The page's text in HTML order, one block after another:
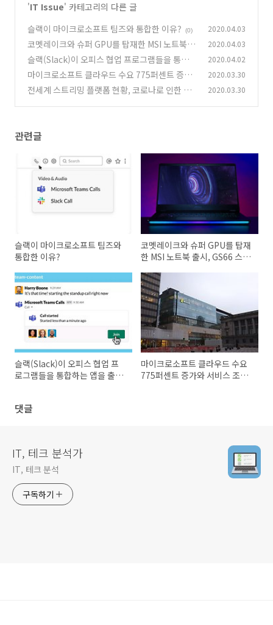
'IT Issue' 카테고리의 다른 글
슬랙이 마이크로소프트 팀즈와 통합한 이유?
(0) 2020.04.03
코멧레이크와 슈퍼 GPU를 탑재한 MSI 노트북 출
시, GS66 스텔스, GE66 라디어, Creator 17
(0)
2020.04.03
슬랙(Slack)이 오피스 협업 프로그램들을 통합하
는 앱을 출시할 예정 (0)
2020.04.02
마이크로소프트 클라우드 수요 775퍼센트 증가
와 서비스 조정 대응 발표 (0)
2020.03.30
전세계 스트리밍 플랫폼 현황, 코로나로 인한 급
2020.03.30
관련글
슬랙이 마이크로소프트 팀즈와
통합한 이유?
코멧레이크와 슈퍼 GPU를 탑재
한 MSI 노트북 출시, GS66 스텔
슬랙(Slack)이 오피스 협업 프
로그램들을 통합하는 앱을 출시
마이크로소프트 클라우드 수요
775퍼센트 증가와 서비스 조정
댓글
IT, 테크 분석가
IT, 테크 분석
구독하기